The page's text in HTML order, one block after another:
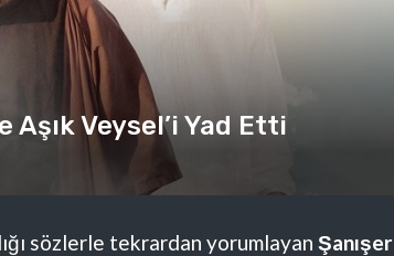
Aşık Veysel’i Yad Etti
sözlerle tekrardan yorumlayan Şanışer